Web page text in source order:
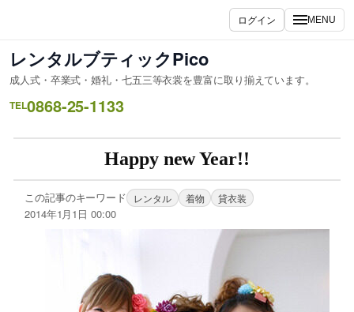
ログイン MENU
レンタルブティックPico
成人式・卒業式・婚礼・七五三等衣裳を豊富に取り揃えています。
TEL0868-25-1133
Happy new Year!!
この記事のキーワード レンタル 着物 貸衣装
2014年1月1日 00:00